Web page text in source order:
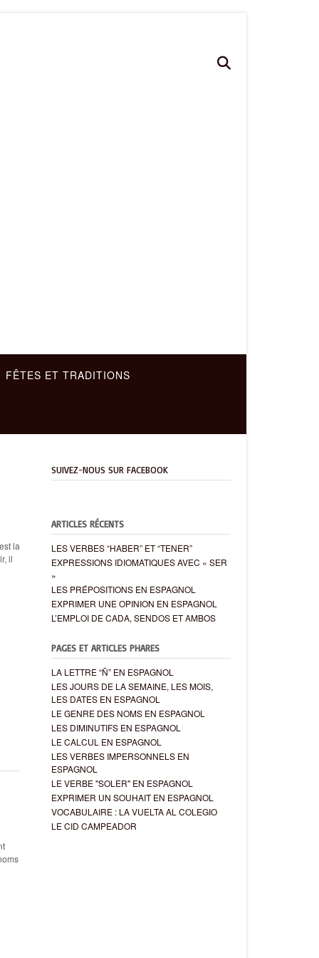
FÊTES ET TRADITIONS
la
il
SUIVEZ-NOUS SUR FACEBOOK
ARTICLES RÉCENTS
LES VERBES “HABER” ET “TENER”
EXPRESSIONS IDIOMATIQUES AVEC « SER
»
LES PRÉPOSITIONS EN ESPAGNOL
EXPRIMER UNE OPINION EN ESPAGNOL
L’EMPLOI DE CADA, SENDOS ET AMBOS
PAGES ET ARTICLES PHARES
LA LETTRE “Ñ” EN ESPAGNOL
LES JOURS DE LA SEMAINE, LES MOIS,
LES DATES EN ESPAGNOL
LE GENRE DES NOMS EN ESPAGNOL
LES DIMINUTIFS EN ESPAGNOL
LE CALCUL EN ESPAGNOL
LES VERBES IMPERSONNELS EN
ESPAGNOL
LE VERBE "SOLER" EN ESPAGNOL
EXPRIMER UN SOUHAIT EN ESPAGNOL
VOCABULAIRE : LA VUELTA AL COLEGIO
LE CID CAMPEADOR